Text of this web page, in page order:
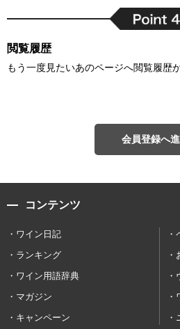
閲覧履歴
もう一度見たいあのページへ閲覧履歴
会員登録へ
コンテンツ
ワイン日記
ランキング
ワイン用語辞典
マガジン
キャンペーン